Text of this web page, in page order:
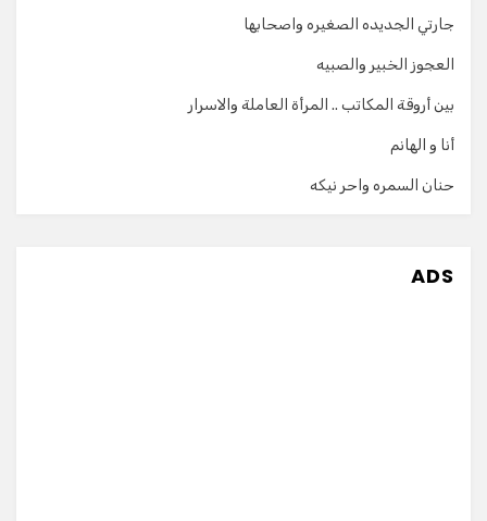
جارتي الجديده الصغيره واصحابها
العجوز الخبير والصبيه
بين أروقة المكاتب .. المرأة العاملة والاسرار
أنا و الهانم
حنان السمره واحر نيكه
ADS